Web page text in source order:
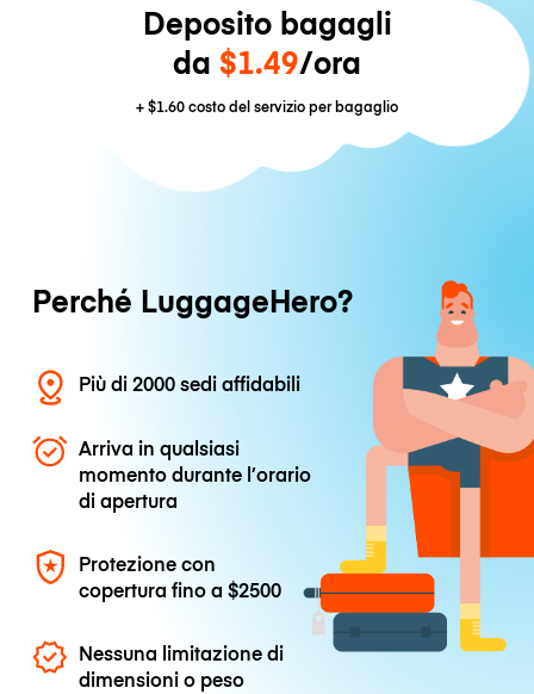
Deposito bagagli
da $1.49/ora
+$1.60costo del servizio per bagaglio
Perché LuggageHero?
Più di 2000 sedi affidabili
Arriva in qualsiasi
momento durante l’orario
di apertura
Protezione con
copertura fino a$2500
Nessuna limitazione di
dimensioni o peso